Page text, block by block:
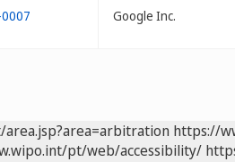
Google Inc.
https://
pt/web/accessibility/